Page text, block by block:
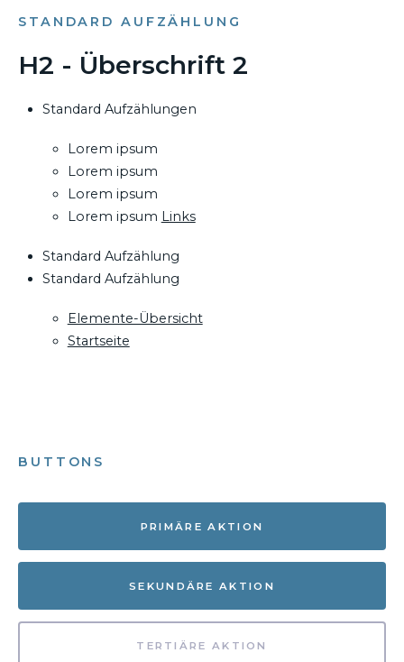
STANDARD AUFZÄHLUNG
H2 - Überschrift 2
Standard Aufzählungen
Lorem ipsum
Lorem ipsum
Lorem ipsum
Lorem ipsum Links
Standard Aufzählung
Standard Aufzählung
Elemente-Übersicht
Startseite
BUTTONS
PRIMÄRE AKTION
SEKUNDÄRE AKTION
TERTIÄRE AKTION